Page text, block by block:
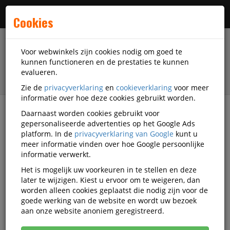
filter
Printer supplies
3D Scanner accessoires
3D Scanspray
3D Scanspray
Populariteit
Cookies
Voor webwinkels zijn cookies nodig om goed te
kunnen functioneren en de prestaties te kunnen
evalueren.
Zie de privacyverklaring en cookieverklaring voor meer
informatie over hoe deze cookies gebruikt worden.
Daarnaast worden cookies gebruikt voor
gepersonaliseerde advertenties op het Google Ads
platform. In de privacyverklaring van Google kunt u
meer informatie vinden over hoe Google persoonlijke
informatie verwerkt.
Het is mogelijk uw voorkeuren in te stellen en deze
later te wijzigen. Kiest u ervoor om te weigeren, dan
worden alleen cookies geplaatst die nodig zijn voor de
goede werking van de website en wordt uw bezoek
aan onze website anoniem geregistreerd.